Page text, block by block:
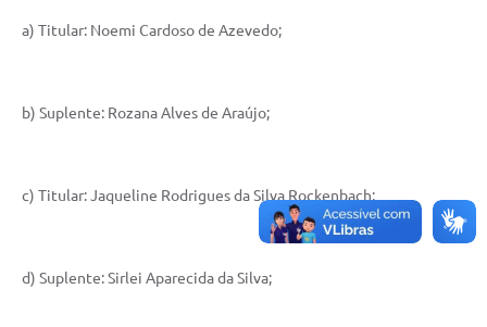
a) Titular: Noemi Cardoso de Azevedo;
b) Suplente: Rozana Alves de Araújo;
c) Titular: Jaqueline Rodrigues da Silva Rockenbach;
d) Suplente: Sirlei Aparecida da Silva;